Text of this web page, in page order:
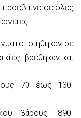
σε όλες
σε
βρέθηκαν και
-70- έως -130-
βάρους -890-